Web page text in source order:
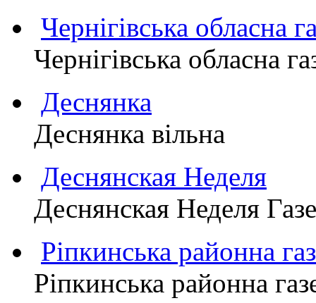
Чернігівська обласна
Чернігівська обласна
Деснянка
Деснянка вільна
Деснянская Неделя
Деснянская Неделя
Ріпкинська районна
Ріпкинська районна